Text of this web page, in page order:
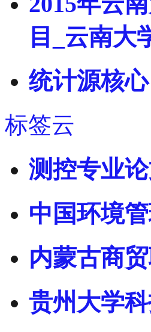
目_云南大
统计源核
标签云
测控专业
中国环境
内蒙古商
贵州大学